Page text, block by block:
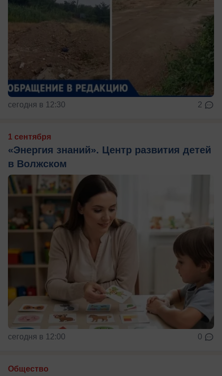
сегодня в 12:30 2
1 сентября
«Энергия знаний». Центр развития детей
в Волжском
сегодня в 12:00 0
Общество